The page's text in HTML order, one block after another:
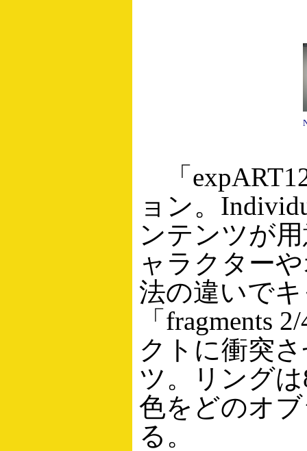
「
ョン。
ンテンツが
ャラクター
法の違いで
「fragments
クトに衝突
ツ。リング
色をどのオ
る。